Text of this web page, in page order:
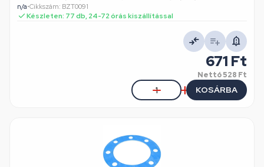
n/a•Cikkszám: BZT0091
Készleten: 77 db, 24-72 órás kiszállítással
671 Ft
Nettó528 Ft
KOSÁRBA